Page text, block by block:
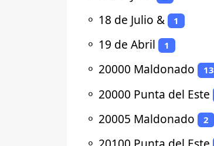
⚬ 18 de Julio & 1
⚬ 19 de Abril 1
⚬ 20000 Maldonado 13
⚬ 20000 Punta del Este
⚬ 20005 Maldonado 2